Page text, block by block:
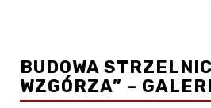
BUDOWA
WZGÓRZA” –